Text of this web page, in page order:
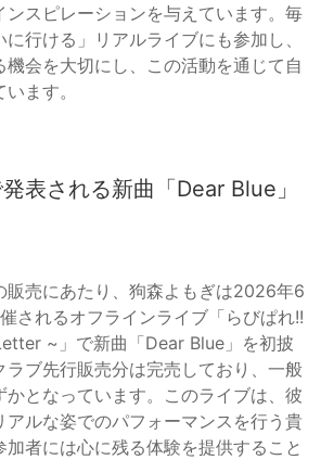
ンスピレーションを与えています。毎
行ける」リアルライブにも参加し、
機会を大切にし、この活動を通じて自
ます。
表される新曲「Dear Blue」
販売にあたり、狗森よもぎは2026年6
されるオフラインライブ「らびぱれ!!
~」で新曲「Dear Blue」を初披
ラブ先行販売分は完売しており、一般
かとなっています。このライブは、彼
アルな姿でのパフォーマンスを行う貴
者には心に残る体験を提供すること